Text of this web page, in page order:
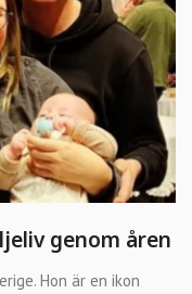
genom åren
Hon är en ikon